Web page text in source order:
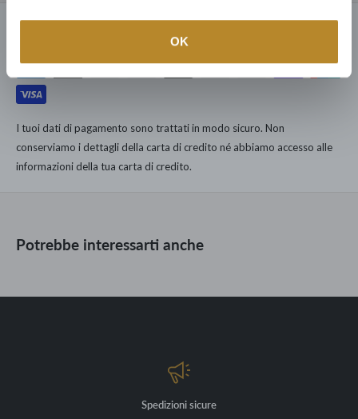
OK
SPECIFICHE TECNICHE
Dimensioni disponibili:
- Ø25 x 35 x H25 cm
-Ø35 x 45 x H30 cm
- Ø45 x 55 x H35 cm
produzione mondiale; tutto con la garanzia di 15 anni.
dell'unica catena di Lusso Democratico Italiano.
167.000 clienti dal 1960 hanno arredato le loro case con noi.
I tuoi dati di pagamento sono trattati in modo sicuro. Non
conserviamo i dettagli della carta di credito né abbiamo accesso alle
informazioni della tua carta di credito.
Potrebbe interessarti anche
Spedizioni sicure